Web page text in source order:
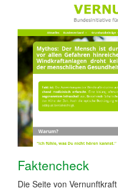
Faktencheck
Die Seite von